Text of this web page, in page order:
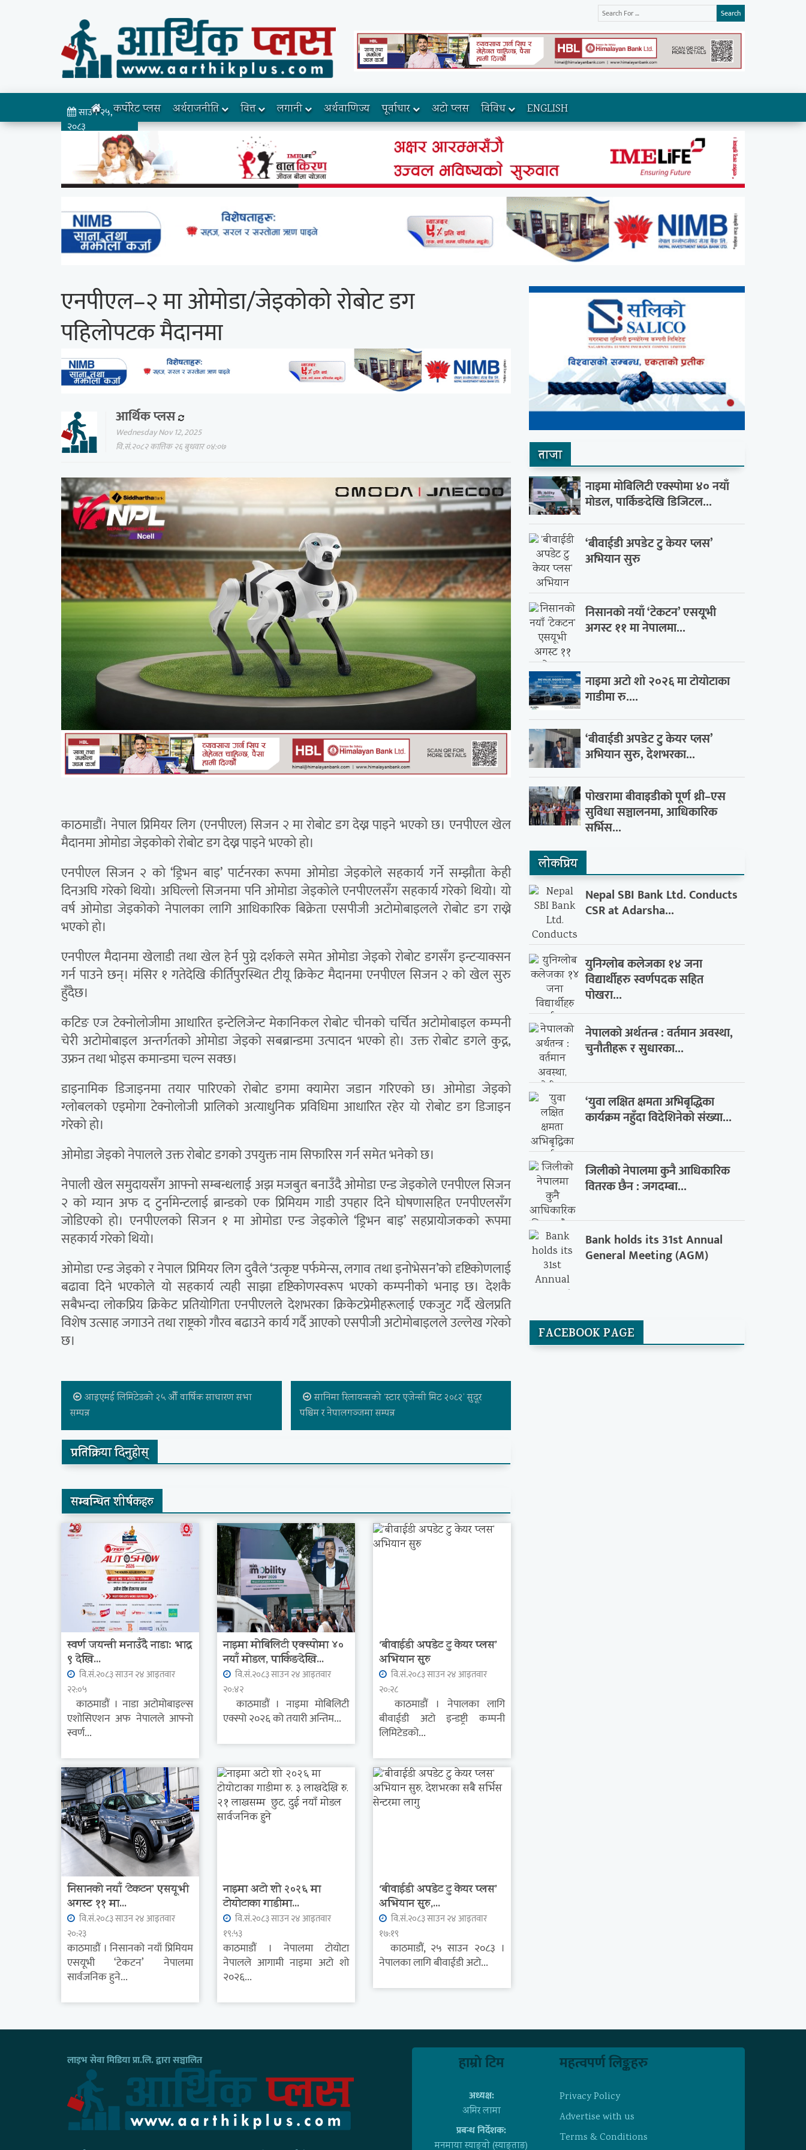
Search
साउन २५,
२०८३
कर्पोरेट प्लस अर्थराजनीति वित्त लगानी अर्थवाणिज्य पूर्वाधार अटो प्लस विविध ENGLISH
एनपीएल–२ मा ओमोडा/जेइकोको रोबोट डग
पहिलोपटक मैदानमा
आर्थिक प्लस
Wednesday Nov 12, 2025
वि.सं.२०८२ कात्तिक २६ बुधवार ०४:०७
काठमाडौं। नेपाल प्रिमियर लिग (एनपीएल) सिजन २ मा रोबोट डग देख्न पाइने भएको छ। एनपीएल खेल
मैदानमा ओमोडा जेइकोको रोबोट डग देख्न पाइने भएको हो।
एनपीएल सिजन २ को ‘ड्रिभन बाइ’ पार्टनरका रूपमा ओमोडा जेइकोले सहकार्य गर्ने सम्झौता केही
दिनअघि गरेको थियो। अघिल्लो सिजनमा पनि ओमोडा जेइकोले एनपीएलसँग सहकार्य गरेको थियो। यो
वर्ष ओमोडा जेइकोको नेपालका लागि आधिकारिक बिक्रेता एसपीजी अटोमोबाइलले रोबोट डग राख्ने
भएको हो।
एनपीएल मैदानमा खेलाडी तथा खेल हेर्न पुग्ने दर्शकले समेत ओमोडा जेइको रोबोट डगसँग इन्टर्‍याक्सन
गर्न पाउने छन्। मंसिर १ गतेदेखि कीर्तिपुरस्थित टीयू क्रिकेट मैदानमा एनपीएल सिजन २ को खेल सुरु
हुँदैछ।
कटिङ एज टेक्नोलोजीमा आधारित इन्टेलिजेन्ट मेकानिकल रोबोट चीनको चर्चित अटोमोबाइल कम्पनी
चेरी अटोमोबाइल अन्तर्गतको ओमोडा जेइको सबब्रान्डमा उत्पादन भएको हो। उक्त रोबोट डगले कुद्न,
उफ्रन तथा भोइस कमान्डमा चल्न सक्छ।
डाइनामिक डिजाइनमा तयार पारिएको रोबोट डगमा क्यामेरा जडान गरिएको छ। ओमोडा जेइको
ग्लोबलको एइमोगा टेक्नोलोजी प्रालिको अत्याधुनिक प्रविधिमा आधारित रहेर यो रोबोट डग डिजाइन
गरेको हो।
ओमोडा जेइको नेपालले उक्त रोबोट डगको उपयुक्त नाम सिफारिस गर्न समेत भनेको छ।
नेपाली खेल समुदायसँग आफ्नो सम्बन्धलाई अझ मजबुत बनाउँदै ओमोडा एन्ड जेइकोले एनपीएल सिजन
२ को म्यान अफ द टुर्नामेन्टलाई ब्रान्डको एक प्रिमियम गाडी उपहार दिने घोषणासहित एनपीएलसँग
जोडिएको हो। एनपीएलको सिजन १ मा ओमोडा एन्ड जेइकोले ‘ड्रिभन बाइ’ सहप्रायोजकको रूपमा
सहकार्य गरेको थियो।
ओमोडा एन्ड जेइको र नेपाल प्रिमियर लिग दुवैले ‘उत्कृष्ट पर्फमेन्स, लगाव तथा इनोभेसन’को दृष्टिकोणलाई
बढावा दिने भएकोले यो सहकार्य त्यही साझा दृष्टिकोणस्वरूप भएको कम्पनीको भनाइ छ। देशकै
सबैभन्दा लोकप्रिय क्रिकेट प्रतियोगिता एनपीएलले देशभरका क्रिकेटप्रेमीहरूलाई एकजुट गर्दै खेलप्रति
विशेष उत्साह जगाउने तथा राष्ट्रको गौरव बढाउने कार्य गर्दै आएको एसपीजी अटोमोबाइलले उल्लेख गरेको
छ।
आइएमई लिमिटेडको २५ औँ वार्षिक साधारण सभा
सम्पन्न
सानिमा रिलायन्सको ‘स्टार एजेन्सी मिट २०८२’ सुदूर
पश्चिम र नेपालगञ्जमा सम्पन्न
प्रतिक्रिया दिनुहोस्
सम्बन्धित शीर्षकहरु
स्वर्ण जयन्ती मनाउँदै नाडा: भाद्र
९ देखि...
वि.सं.२०८३ साउन २४ आइतवार
२२:०५
काठमाडौं । नाडा अटोमोबाइल्स
एशोसिएशन अफ नेपालले आफ्नो
स्वर्ण...
नाइमा मोबिलिटी एक्स्पोमा ४०
नयाँ मोडल, पार्किङदेखि...
वि.सं.२०८३ साउन २४ आइतवार
२०:४२
काठमाडौं । नाइमा मोबिलिटी
एक्स्पो २०२६ को तयारी अन्तिम...
‘बीवाईडी अपडेट टु केयर प्लस’
अभियान सुरु
वि.सं.२०८३ साउन २४ आइतवार
२०:२८
काठमाडौं । नेपालका लागि
बीवाईडी अटो इन्डष्ट्री कम्पनी
लिमिटेडको...
निसानको नयाँ ‘टेकटन’ एसयूभी
अगस्ट ११ मा...
वि.सं.२०८३ साउन २४ आइतवार
२०:२३
काठमाडौं । निसानको नयाँ प्रिमियम
एसयूभी ‘टेकटन’ नेपालमा
सार्वजनिक हुने...
नाइमा अटो शो २०२६ मा
टोयोटाका गाडीमा...
वि.सं.२०८३ साउन २४ आइतवार
१९:५३
काठमाडौं । नेपालमा टोयोटा
नेपालले आगामी नाइमा अटो शो
२०२६...
‘बीवाईडी अपडेट टु केयर प्लस’
अभियान सुरु,...
वि.सं.२०८३ साउन २४ आइतवार
१७:१९
काठमाडौं, २५ साउन २०८३ ।
नेपालका लागि बीवाईडी अटो...
ताजा
नाइमा मोबिलिटी एक्स्पोमा ४० नयाँ
मोडल, पार्किङदेखि डिजिटल...
‘बीवाईडी अपडेट टु केयर प्लस’
अभियान सुरु
निसानको नयाँ ‘टेकटन’ एसयूभी
अगस्ट ११ मा नेपालमा...
नाइमा अटो शो २०२६ मा टोयोटाका
गाडीमा रु....
‘बीवाईडी अपडेट टु केयर प्लस’
अभियान सुरु, देशभरका...
पोखरामा बीवाइडीको पूर्ण थ्री–एस
सुविधा सञ्चालनमा, आधिकारिक
सर्भिस...
लाेकप्रिय
Nepal SBI Bank Ltd. Conducts
CSR at Adarsha...
युनिग्लोब कलेजका १४ जना
विद्यार्थीहरु स्वर्णपदक सहित
पोखरा...
नेपालको अर्थतन्त्र : वर्तमान अवस्था,
चुनौतीहरू र सुधारका...
‘युवा लक्षित क्षमता अभिबृद्धिका
कार्यक्रम नहुँदा विदेशिनेको संख्या...
जिलीको नेपालमा कुनै आधिकारिक
वितरक छैन : जगदम्बा...
Bank holds its 31st Annual
General Meeting (AGM)
FACEBOOK PAGE
लाइभ सेवा मिडिया प्रा.लि. द्वारा सञ्चालित हाम्राे टिम
अध्यक्ष:
अमिर लामा
प्रबन्ध निर्देशक:
मनमाया स्याङ्वाे (स्याङ्ताङ)
महत्वपर्ण लिङ्कहरु
Privacy Policy
Advertise with us
Terms & Conditions